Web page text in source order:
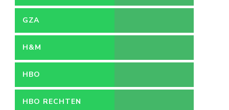
GZA
H&M
HBO
HBO RECHTEN